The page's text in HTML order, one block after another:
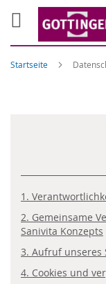
Startseite
1.
2. Gemeinsame
Sanivita Konzepts
3. Aufruf unseres
4. Cookies und